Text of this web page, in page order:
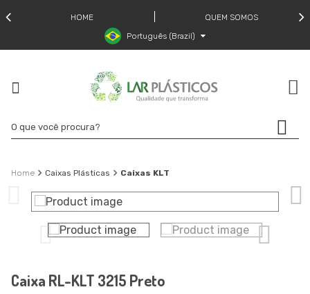
HOME
QUEM SOMOS
Português (Brazil)
Caixas Plásticas Caixas KLT
Caixa RL-KLT 3215 Preto